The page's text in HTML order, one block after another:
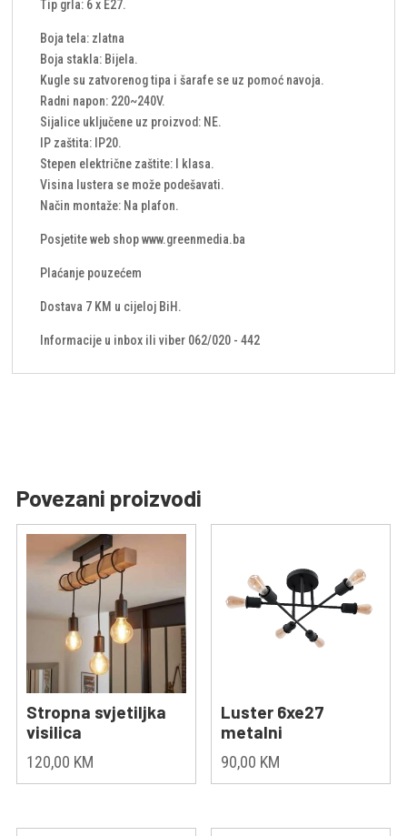
Tip grla: 6 x E27.
Boja tela: zlatna
Boja stakla: Bijela.
Kugle su zatvorenog tipa i šarafe se uz pomoć navoja.
Radni napon: 220~240V.
Sijalice uključene uz proizvod: NE.
IP zaštita: IP20.
Stepen električne zaštite: I klasa.
Visina lustera se može podešavati.
Način montaže: Na plafon.
Posjetite web shop www.greenmedia.ba
Plaćanje pouzećem
Dostava 7 KM u cijeloj BiH.
Informacije u inbox ili viber 062/020 - 442
Povezani proizvodi
Stropna svjetiljka
visilica
120,00 KM
Luster 6xe27
metalni
90,00 KM